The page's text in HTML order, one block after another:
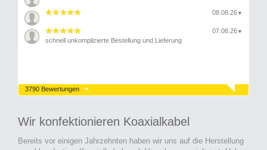
08.08.26 ▼
07.08.26 ▼
schnell unkomplizierte Bestellung und Lieferung
3790 Bewertungen
Wir konfektionieren Koaxialkabel
Bereits vor einigen Jahrzehnten haben wir uns auf die Herstellung